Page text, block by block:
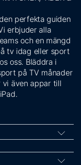
perfekta guiden
erbjuder alla
och en mängd
tv idag eller sport
oss. Bläddra i
på TV månader
även appar till